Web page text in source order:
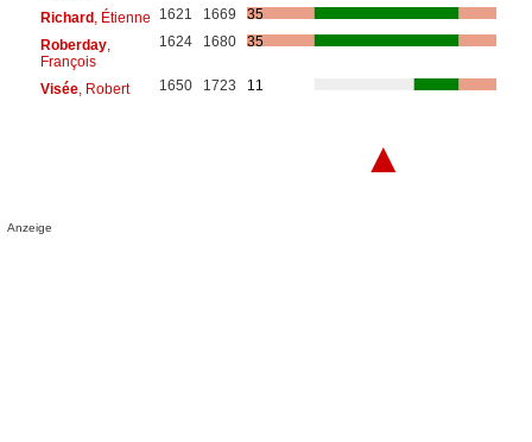
Richard, Étienne 1621 1669
35
Roberday,
François
1624 1680 35
Visée, Robert 1650 1723 11
▲
Anzeige